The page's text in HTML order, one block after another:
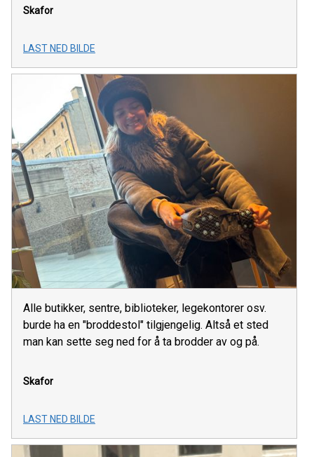
Skafor
LAST NED BILDE
Alle butikker, sentre, biblioteker, legekontorer osv.
burde ha en "broddestol" tilgjengelig. Altså et sted
man kan sette seg ned for å ta brodder av og på.
Skafor
LAST NED BILDE